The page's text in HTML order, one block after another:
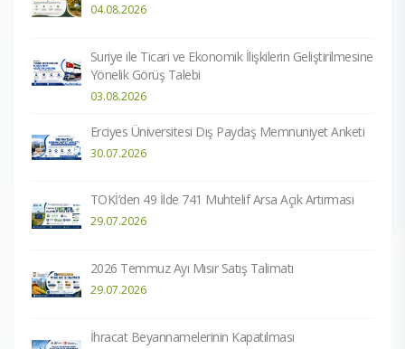
04.08.2026
Suriye ile Ticari ve Ekonomik İlişkilerin Geliştirilmesine
Yönelik Görüş Talebi
03.08.2026
Erciyes Üniversitesi Dış Paydaş Memnuniyet Anketi
30.07.2026
TOKİ’den 49 İlde 741 Muhtelif Arsa Açık Artırması
29.07.2026
2026 Temmuz Ayı Mısır Satış Talimatı
29.07.2026
İhracat Beyannamelerinin Kapatılması